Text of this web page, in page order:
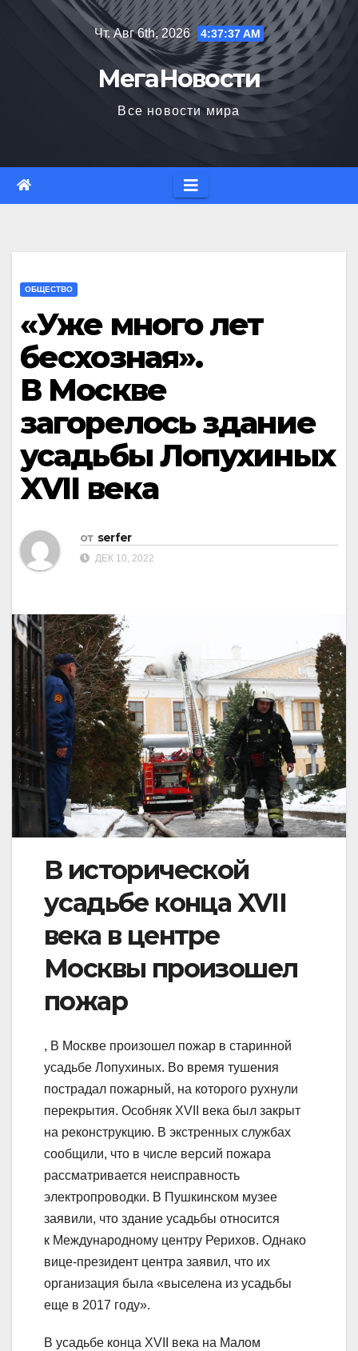
Чт. Авг 6th, 2026 4:37:38 AM
МегаНовости
Все новости мира
ОБЩЕСТВО
«Уже много лет
бесхозная».
В Москве
загорелось здание
усадьбы Лопухиных
XVII века
от serfer
ДЕК 10, 2022
В исторической
усадьбе конца XVII
века в центре
Москвы произошел
пожар
, В Москве произошел пожар в старинной
усадьбе Лопухиных. Во время тушения
пострадал пожарный, на которого рухнули
перекрытия. Особняк XVII века был закрыт
на реконструкцию. В экстренных службах
сообщили, что в числе версий пожара
рассматривается неисправность
электропроводки. В Пушкинском музее
заявили, что здание усадьбы относится
к Международному центру Рерихов. Однако
вице-президент центра заявил, что их
организация была «выселена из усадьбы
еще в 2017 году».
В усадьбе конца XVII века на Малом